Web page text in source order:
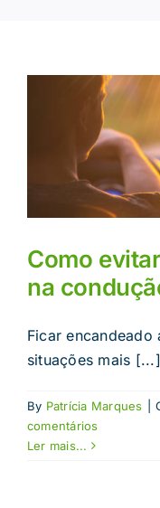
Como
na
Ficar encandeado
situações mais [...]
By Patrícia Marques
comentários
Ler mais...